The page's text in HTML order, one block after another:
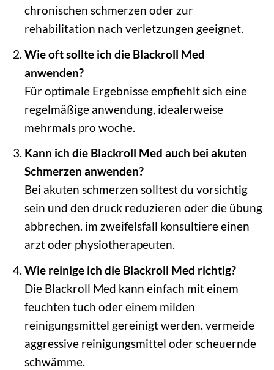
chronischen schmerzen oder zur
rehabilitation nach verletzungen geeignet.
Wie oft sollte ich die Blackroll Med
anwenden?
Für optimale Ergebnisse empfiehlt sich eine
regelmäßige anwendung, idealerweise
mehrmals pro woche.
Kann ich die Blackroll Med auch bei akuten
Schmerzen anwenden?
Bei akuten schmerzen solltest du vorsichtig
sein und den druck reduzieren oder die übung
abbrechen. im zweifelsfall konsultiere einen
arzt oder physiotherapeuten.
Wie reinige ich die Blackroll Med richtig?
Die Blackroll Med kann einfach mit einem
feuchten tuch oder einem milden
reinigungsmittel gereinigt werden. vermeide
aggressive reinigungsmittel oder scheuernde
schwämme.